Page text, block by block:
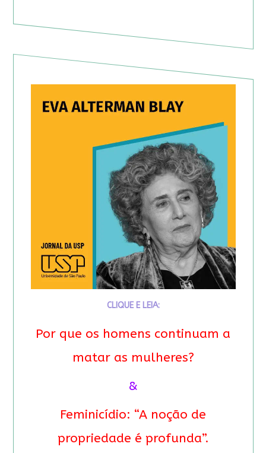
CLIQUE E LEIA:
Por que os homens continuam a
matar as mulheres?
&
Feminicídio: “A noção de
propriedade é profunda”.